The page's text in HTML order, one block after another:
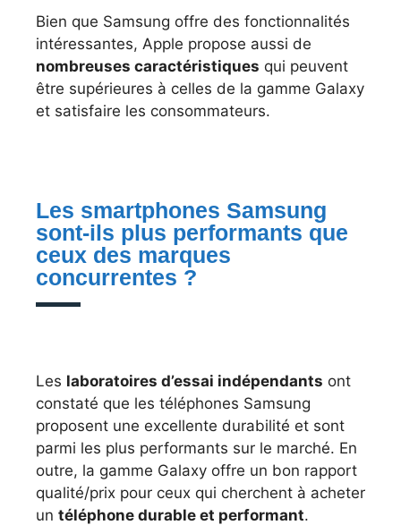
Bien que Samsung offre des fonctionnalités
intéressantes, Apple propose aussi de
nombreuses caractéristiques qui peuvent
être supérieures à celles de la gamme Galaxy
et satisfaire les consommateurs.
Les smartphones Samsung
sont-ils plus performants que
ceux des marques
concurrentes ?
Les laboratoires d’essai indépendants ont
constaté que les téléphones Samsung
proposent une excellente durabilité et sont
parmi les plus performants sur le marché. En
outre, la gamme Galaxy offre un bon rapport
qualité/prix pour ceux qui cherchent à acheter
un téléphone durable et performant.